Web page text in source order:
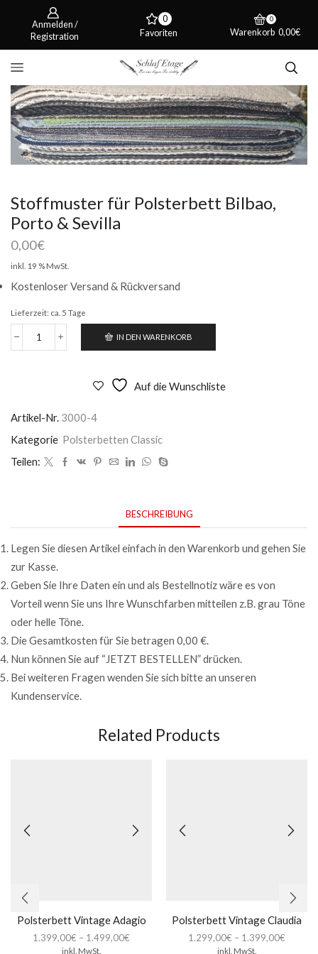
Anmelden /
Registration
0
Favoriten
0
Warenkorb 0,00€
Stoffmuster für Polsterbett Bilbao,
Porto & Sevilla
0,00€
inkl. 19 % MwSt.
Kostenloser Versand & Rückversand
Lieferzeit: ca. 5 Tage
Stoffmuster
Sevilla
IN DEN WARENKORB
Auf die Wunschliste
Artikel-Nr. 3000-4
Kategorie Polsterbetten Classic
Teilen:
BESCHREIBUNG
Legen Sie diesen Artikel einfach in den Warenkorb und gehen Sie
zur Kasse.
Geben Sie Ihre Daten ein und als Bestellnotiz wäre es von
Vorteil wenn Sie uns Ihre Wunschfarben mitteilen z.B. grau Töne
oder helle Töne.
Die Gesamtkosten für Sie betragen 0,00 €.
Nun können Sie auf “JETZT BESTELLEN” drücken.
Bei weiteren Fragen wenden Sie sich bitte an unseren
Kundenservice.
Related Products
Polsterbett Vintage Adagio
1.399,00€ – 1.499,00€
inkl. MwSt.
Polsterbett Vintage Claudia
1.299,00€ – 1.399,00€
inkl. MwSt.